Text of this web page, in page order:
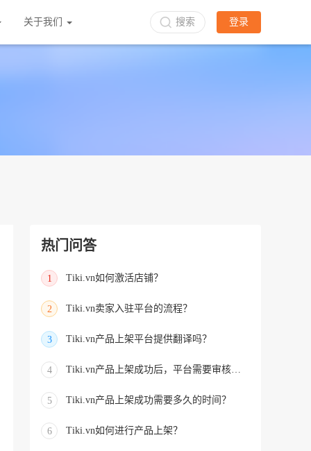
关于我们 搜索 登录
热门问答
1 Tiki.vn如何激活店铺？
2 Tiki.vn卖家入驻平台的流程？
3 Tiki.vn产品上架平台提供翻译吗？
4
5 Tiki.vn产品上架成功需要多久的时间？
6 Tiki.vn如何进行产品上架？